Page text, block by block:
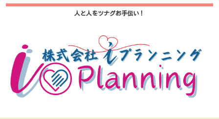
人と人をツナグお手伝い！